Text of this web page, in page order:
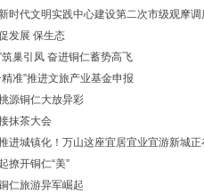
时代文明实践中心建设第二次市级观摩调
发展 保生态
筑巢引凤 奋进铜仁蓄势高飞
准”推进文旅产业基金申报
源铜仁大放异彩
抹茶大会
进城镇化！万山这座宜居宜业宜游新城正
撩开铜仁“美”
仁旅游异军崛起